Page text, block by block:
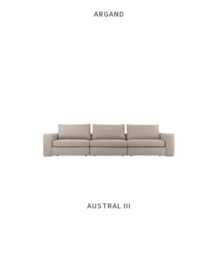
ARGAND
AUSTRAL III